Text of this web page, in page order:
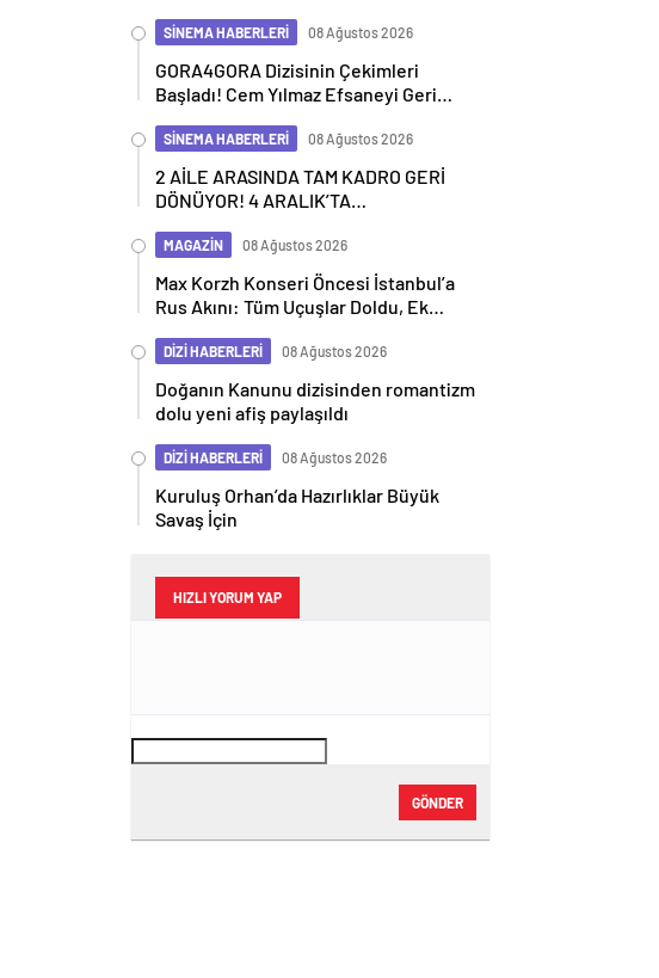
SİNEMA HABERLERİ 08 Ağustos 2026
GORA4GORA Dizisinin Çekimleri
Başladı! Cem Yılmaz Efsaneyi Geri
SİNEMA HABERLERİ 08 Ağustos 2026
2 AİLE ARASINDA TAM KADRO GERİ
DÖNÜYOR! 4 ARALIK’TA
MAGAZİN 08 Ağustos 2026
Max Korzh Konseri Öncesi İstanbul’a
Rus Akını: Tüm Uçuşlar Doldu, Ek
DİZİ HABERLERİ 08 Ağustos 2026
Doğanın Kanunu dizisinden romantizm
dolu yeni afiş paylaşıldı
DİZİ HABERLERİ 08 Ağustos 2026
Kuruluş Orhan’da Hazırlıklar Büyük
Savaş İçin
HIZLI YORUM YAP
GÖNDER